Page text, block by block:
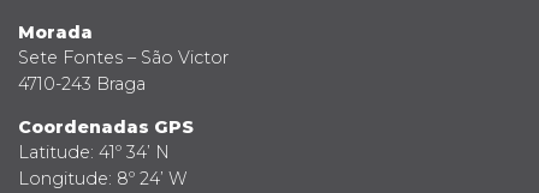
Morada
Sete Fontes – São Victor
4710-243 Braga
Coordenadas GPS
Latitude: 41º 34’ N
Longitude: 8º 24’ W